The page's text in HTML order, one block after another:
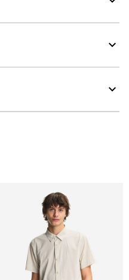
底面温度110℃を限度として
。
きない。
できる。：通常の処理
64.8
66.9
69
71.1